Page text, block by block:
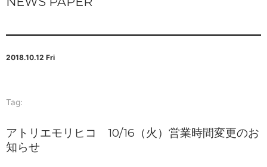
2018.10.12 Fri
Tag:
アトリエモリヒコ 10/16（火）営業時間変更のお
知らせ